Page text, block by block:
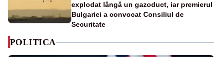
explodat lângă un gazoduct, iar premierul
Bulgariei a convocat Consiliul de
Securitate
POLITICA